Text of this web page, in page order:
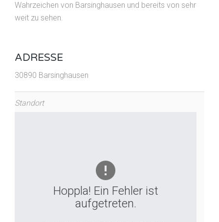
Wahrzeichen von Barsinghausen und bereits von sehr
weit zu sehen.
ADRESSE
30890 Barsinghausen
Standort
Hoppla! Ein Fehler ist
aufgetreten.